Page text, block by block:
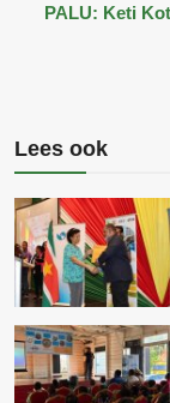
PALU: Keti
Lees ook